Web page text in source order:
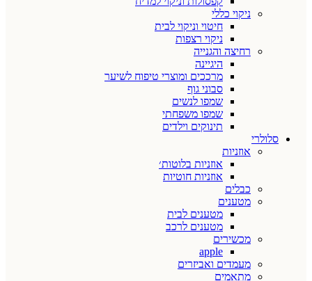
ניקוי כללי
חיטוי וניקוי לבית
ניקוי רצפות
רחיצה והגנייה
היגיינה
מרככים ומוצרי טיפוח לשיער
סבוני גוף
שמפו לנשים
שמפו משפחתי
תינוקים וילדים
סלולרי
אוזניות
אוזניות בלוטות׳
אוזניות חוטיות
כבלים
מטענים
מטענים לבית
מטענים לרכב
מכשירים
apple
מעמדים ואביזרים
מתאמים